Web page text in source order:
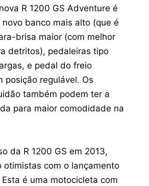
R 1200 GS Adventure é
banco mais alto (que é
brisa maior (com melhor
detritos), pedaleiras tipo
e pedal do freio
posição regulável. Os
também podem ter a
para maior comodidade na
da R 1200 GS em 2013,
otimistas com o lançamento
é uma motocicleta com